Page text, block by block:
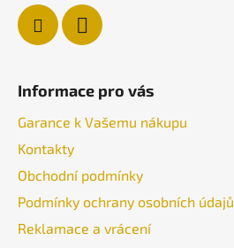
Informace pro vás
Garance k Vašemu nákupu
Kontakty
Obchodní podmínky
Podmínky ochrany osobních údajů
Reklamace a vrácení